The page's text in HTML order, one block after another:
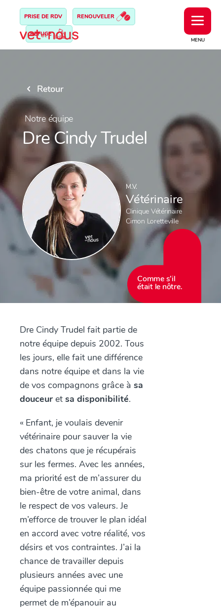
MENU
PRISE DE RDV RENOUVELER
REFUGE
Retour
Notre équipe
Dre Cindy Trudel
M.V.
Vétérinaire
Clinique Vétérinaire
Cimon Loretteville
Comme s’il
était le nôtre.
Dre Cindy Trudel fait partie de
notre équipe depuis 2002. Tous
les jours, elle fait une différence
dans notre équipe et dans la vie
de vos compagnons grâce à sa
douceur et sa disponibilité.
« Enfant, je voulais devenir
vétérinaire pour sauver la vie
des chatons que je récupérais
sur les fermes. Avec les années,
ma priorité est de m’assurer du
bien-être de votre animal, dans
le respect de vos valeurs. Je
m’efforce de trouver le plan idéal
en accord avec votre réalité, vos
désirs et vos contraintes. J’ai la
chance de travailler depuis
plusieurs années avec une
équipe passionnée qui me
permet de m’épanouir au